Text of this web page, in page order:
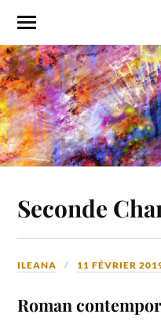
Seconde
ILEANA 11 FÉVRIER
Roman